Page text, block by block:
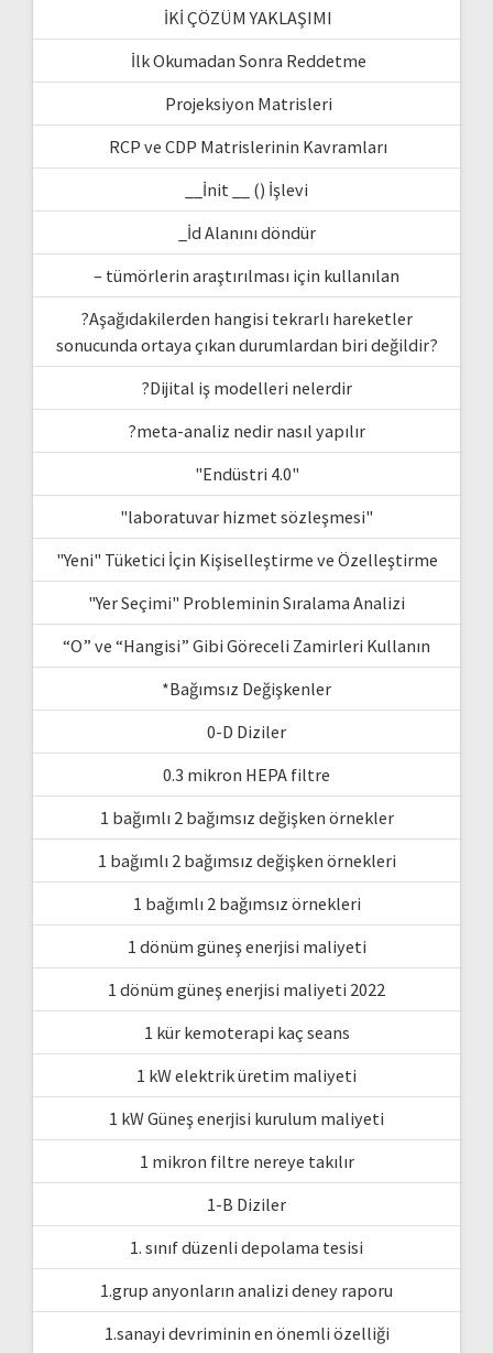
İKİ ÇÖZÜM YAKLAŞIMI
İlk Okumadan Sonra Reddetme
Projeksiyon Matrisleri
RCP ve CDP Matrislerinin Kavramları
__İnit __ () İşlevi
_İd Alanını döndür
– tümörlerin araştırılması için kullanılan
?Aşağıdakilerden hangisi tekrarlı hareketler
sonucunda ortaya çıkan durumlardan biri değildir?
?Dijital iş modelleri nelerdir
?meta-analiz nedir nasıl yapılır
"Endüstri 4.0"
"laboratuvar hizmet sözleşmesi"
"Yeni" Tüketici İçin Kişiselleştirme ve Özelleştirme
"Yer Seçimi" Probleminin Sıralama Analizi
“O” ve “Hangisi” Gibi Göreceli Zamirleri Kullanın
*Bağımsız Değişkenler
0-D Diziler
0.3 mikron HEPA filtre
1 bağımlı 2 bağımsız değişken örnekler
1 bağımlı 2 bağımsız değişken örnekleri
1 bağımlı 2 bağımsız örnekleri
1 dönüm güneş enerjisi maliyeti
1 dönüm güneş enerjisi maliyeti 2022
1 kür kemoterapi kaç seans
1 kW elektrik üretim maliyeti
1 kW Güneş enerjisi kurulum maliyeti
1 mikron filtre nereye takılır
1-B Diziler
1. sınıf düzenli depolama tesisi
1.grup anyonların analizi deney raporu
1.sanayi devriminin en önemli özelliği